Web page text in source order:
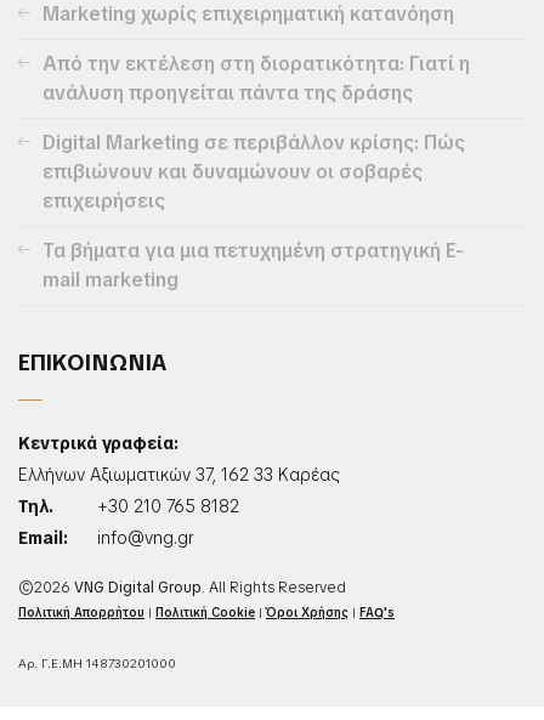
Marketing χωρίς επιχειρηματική κατανόηση
Από την εκτέλεση στη διορατικότητα: Γιατί η
ανάλυση προηγείται πάντα της δράσης
Digital Marketing σε περιβάλλον κρίσης: Πώς
επιβιώνουν και δυναμώνουν οι σοβαρές
επιχειρήσεις
Τα βήματα για μια πετυχημένη στρατηγική E-
mail marketing
ΕΠΙΚΟΙΝΩΝΙΑ
Κεντρικά γραφεία:
Ελλήνων Αξιωματικών 37, 162 33 Καρέας
Τηλ.
+30 210 765 8182
Email:
info@vng.gr
©2026 VNG Digital Group. All Rights Reserved
Πολιτική Απορρήτου | Πολιτική Cookie |Όροι Χρήσης | FAQ's
Αρ. Γ.Ε.ΜΗ 148730201000